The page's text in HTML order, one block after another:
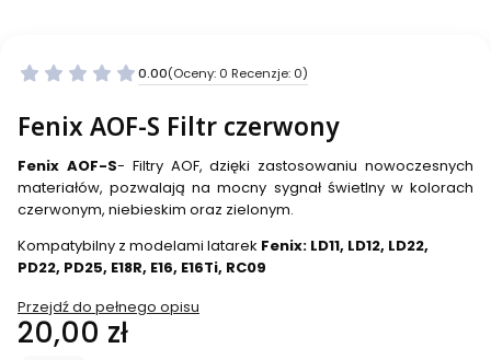
0.00(Oceny: 0 Recenzje: 0)
Fenix AOF-S Filtr czerwony
Fenix AOF-S- Filtry AOF, dzięki zastosowaniu nowoczesnych
materiałów, pozwalają na mocny sygnał świetlny w kolorach
czerwonym, niebieskim oraz zielonym.
Kompatybilny z modelami latarek Fenix: LD11, LD12, LD22,
PD22, PD25, E18R, E16, E16Ti, RC09
Przejdź do pełnego opisu
Cena
20,00 zł